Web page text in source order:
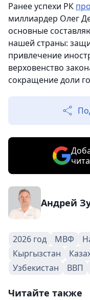
Ранее успехи РК
миллиардер Олег
основные
нашей страны:
привлечение
верховенство
сокращение доли
Андрей
2026 год МВФ
Кыргызстан
Узбекистан
ВВП
Читайте также